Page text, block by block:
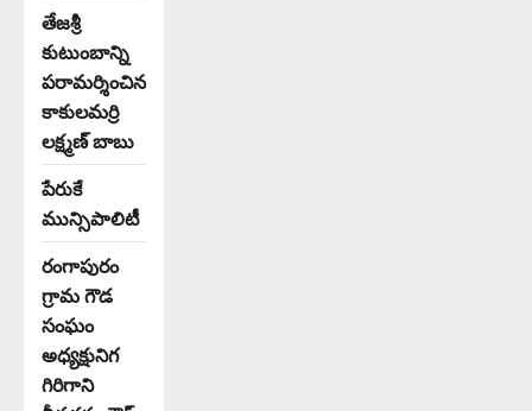
తేజశ్రీ
కుటుంబాన్ని
పరామర్శించిన
కాకులమర్రి
లక్ష్మణ్ బాబు
పేరుకే
మున్సిపాలిటీ
రంగాపురం
గ్రామ గౌడ
సంఘం
అధ్యక్షునిగ
గిరిగాని